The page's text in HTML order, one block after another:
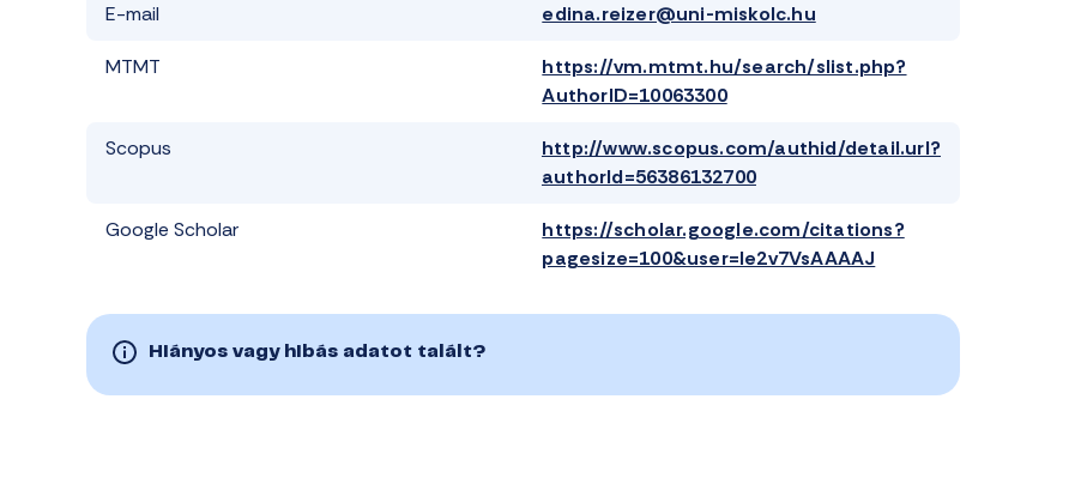
E-mail edina.reizer@uni-miskolc.hu
MTMT
https://vm.mtmt.hu/search/slist.php?
AuthorID=10063300
Scopus
http://www.scopus.com/authid/detail.url?
authorId=56386132700
Google Scholar
https://scholar.google.com/citations?
pagesize=100&user=Ie2v7VsAAAAJ
Hiányos vagy hibás adatot talált?